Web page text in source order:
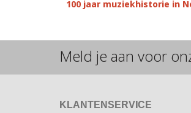
100 jaar muziekhistorie in
Meld je aan voor
KLANTENSERVICE